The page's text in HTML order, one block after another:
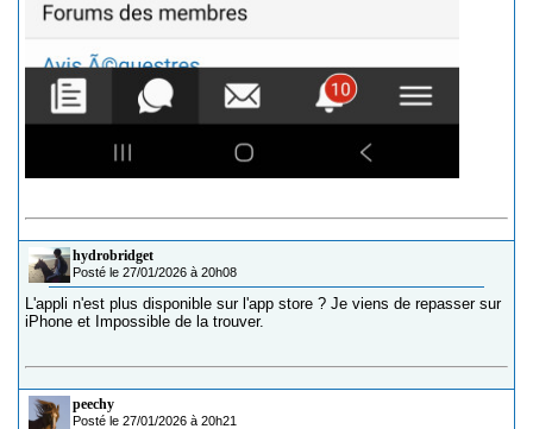
hydrobridget
Posté le 27/01/2026 à 20h08
L'appli n'est plus disponible sur l'app store ? Je viens de repasser sur
iPhone et Impossible de la trouver.
peechy
Posté le 27/01/2026 à 20h21